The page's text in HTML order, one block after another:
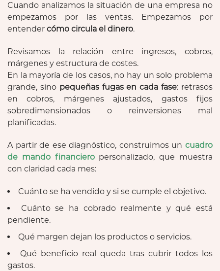
Cuando analizamos la situación de una empresa no
empezamos por las ventas. Empezamos por
entender cómo circula el dinero.
Revisamos la relación entre ingresos, cobros,
márgenes y estructura de costes.
En la mayoría de los casos, no hay un solo problema
grande, sino pequeñas fugas en cada fase: retrasos
en cobros, márgenes ajustados, gastos fijos
sobredimensionados o reinversiones mal
planificadas.
A partir de ese diagnóstico, construimos un cuadro
de mando financieropersonalizado, que muestra
con claridad cada mes:
Cuánto se ha vendido y si se cumple el objetivo.
Cuánto se ha cobrado realmente y qué está
pendiente.
Qué margen dejan los productos o servicios.
Qué beneficio real queda tras cubrir todos los
gastos.